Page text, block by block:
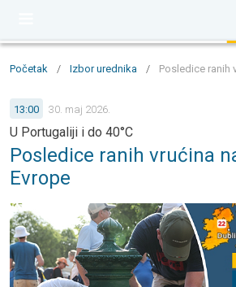
Početak / Izbor urednika / Posledice ranih
13:00 30. maj 2026.
U Portugaliji i do 40°C
Posledice ranih vrućina
Evrope